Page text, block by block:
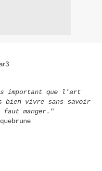
important que l'art
vivre sans savoir
manger."